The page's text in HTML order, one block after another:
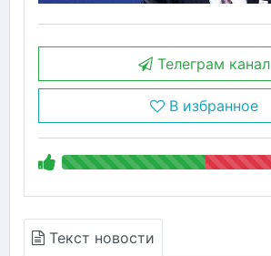
Телеграм канал
В избранное
Текст новости